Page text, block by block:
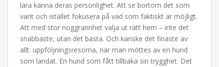
lära känna deras personlighet. Att se bortom det som
varit och istället fokusera på vad som faktiskt är möjligt.
Att med stor noggrannhet välja ut rätt hem – inte det
snabbaste, utan det bästa. Och kanske det finaste av
allt: uppföljningsresorna, när man möttes av en hund
som landat. En hund som fått tillbaka sin trygghet. Det